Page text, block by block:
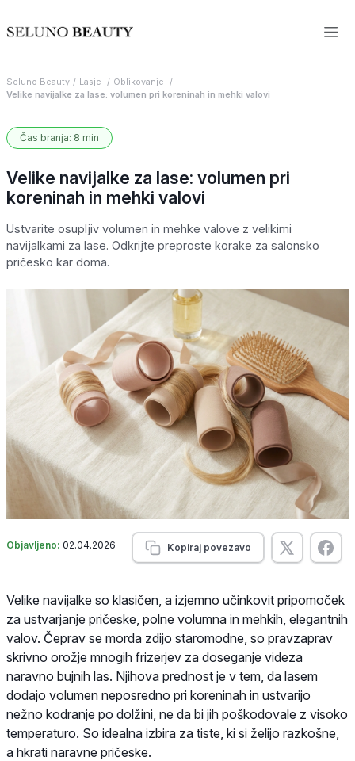
Seluno Beauty Lasje
Oblikovanje
Velike navijalke za lase: volumen pri koreninah in mehki valovi
Čas branja: 8 min
Velike navijalke za lase: volumen pri
koreninah in mehki valovi
Ustvarite osupljiv volumen in mehke valove z velikimi
navijalkami za lase. Odkrijte preproste korake za salonsko
pričesko kar doma.
Objavljeno: 02.04.2026 Kopiraj povezavo
Velike navijalke so klasičen, a izjemno učinkovit pripomoček
za ustvarjanje pričeske, polne volumna in mehkih, elegantnih
valov. Čeprav se morda zdijo staromodne, so pravzaprav
skrivno orožje mnogih frizerjev za doseganje videza
naravno bujnih las. Njihova prednost je v tem, da lasem
dodajo volumen neposredno pri koreninah in ustvarijo
nežno kodranje po dolžini, ne da bi jih poškodovale z visoko
temperaturo. So idealna izbira za tiste, ki si želijo razkošne,
a hkrati naravne pričeske.